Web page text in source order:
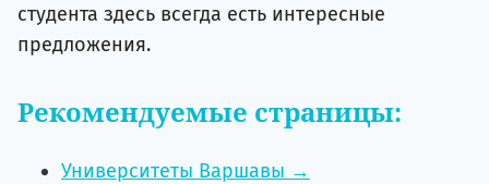
студента здесь всегда есть интересные
предложения.
Рекомендуемые страницы:
Университеты Варшавы →